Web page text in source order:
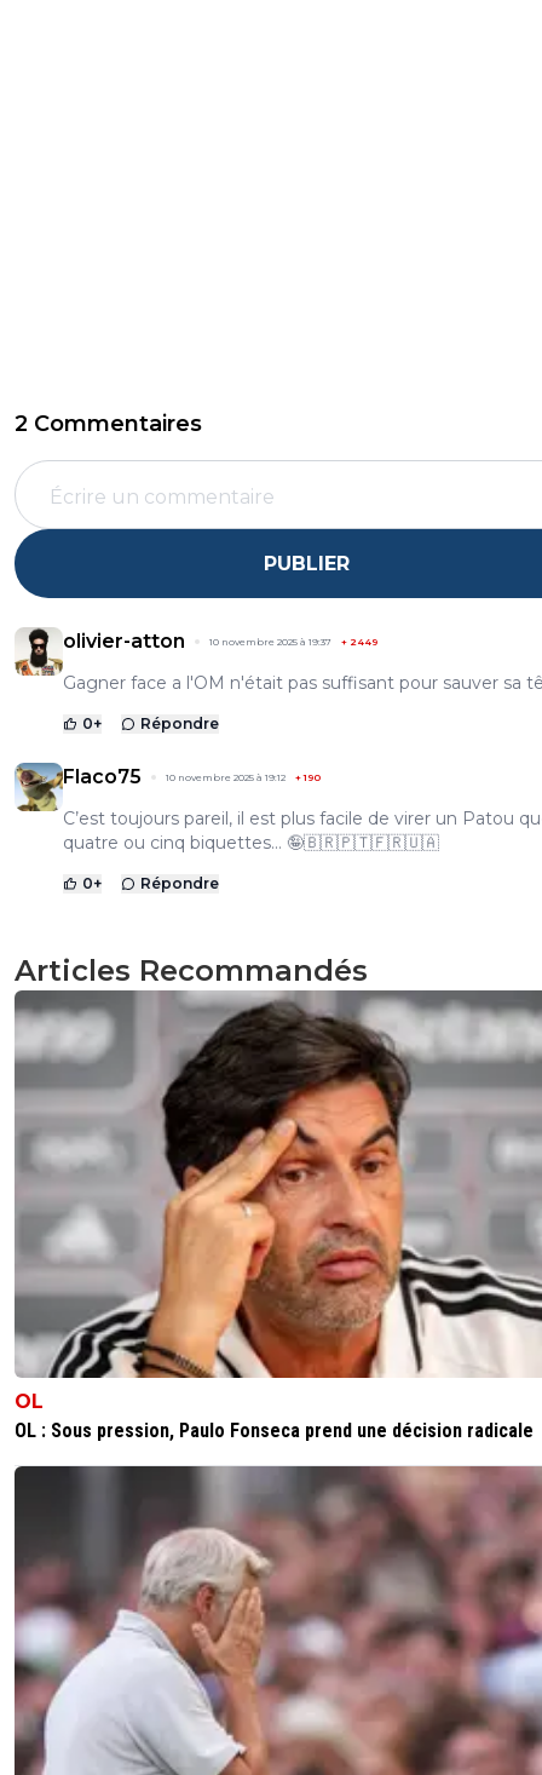
2 Commentaires
PUBLIER
olivier-atton 10 novembre 2025 à 19:37 + 2449
Gagner face a l'OM n'était pas suffisant pour sauver sa
0+ Répondre
Flaco75 10 novembre 2025 à 19:12 +190
C’est toujours pareil, il est plus facile de virer un Patou
quatre ou cinq biquettes… 🤪🇧🇷🇵🇹🇫🇷🇺🇦
0+ Répondre
Articles Recommandés
OL
OL : Sous pression, Paulo Fonseca prend une décision radicale